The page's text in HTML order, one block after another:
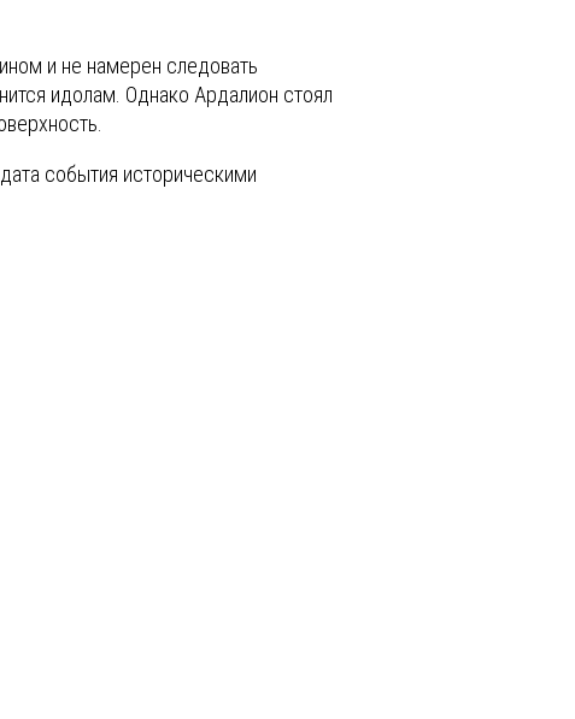
и не намерен следовать
идолам. Однако Ардалион стоял
события историческими